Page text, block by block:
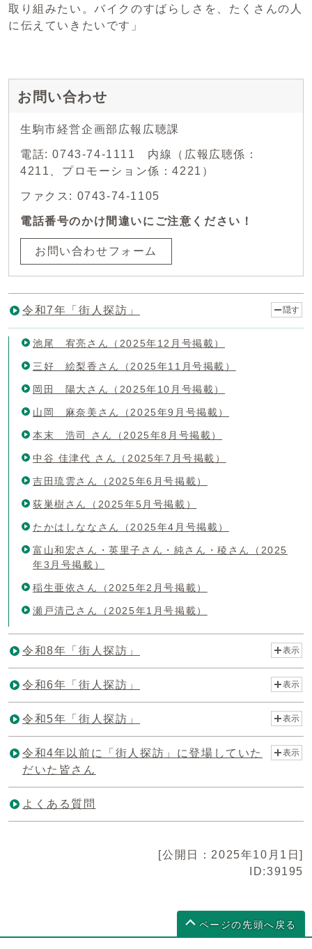
取り組みたい。バイクのすばらしさを、たくさんの人
に伝えていきたいです」
お問い合わせ
生駒市経営企画部広報広聴課
電話: 0743-74-1111 内線（広報広聴係：
4211、プロモーション係：4221）
ファクス: 0743-74-1105
電話番号のかけ間違いにご注意ください！
お問い合わせフォーム
令和7年「街人探訪」 隠す
池尾 宥亮さん（2025年12月号掲載）
三好 絵梨香さん（2025年11月号掲載）
岡田 陽大さん（2025年10月号掲載）
山岡 麻奈美さん（2025年9月号掲載）
本末 浩司 さん（2025年8月号掲載）
中谷 佳津代 さん（2025年7月号掲載）
吉田琉雲さん（2025年6月号掲載）
荻巣樹さん（2025年5月号掲載）
たかはしななさん（2025年4月号掲載）
富山和宏さん・英里子さん・純さん・稜さん（2025
年3月号掲載）
稲生亜依さん（2025年2月号掲載）
瀬戸清己さん（2025年1月号掲載）
令和8年「街人探訪」 表示
令和6年「街人探訪」 表示
令和5年「街人探訪」 表示
令和4年以前に「街人探訪」に登場していた
だいた皆さん
表示
よくある質問
[公開日：2025年10月1日]
ID:39195
ページの先頭へ戻る